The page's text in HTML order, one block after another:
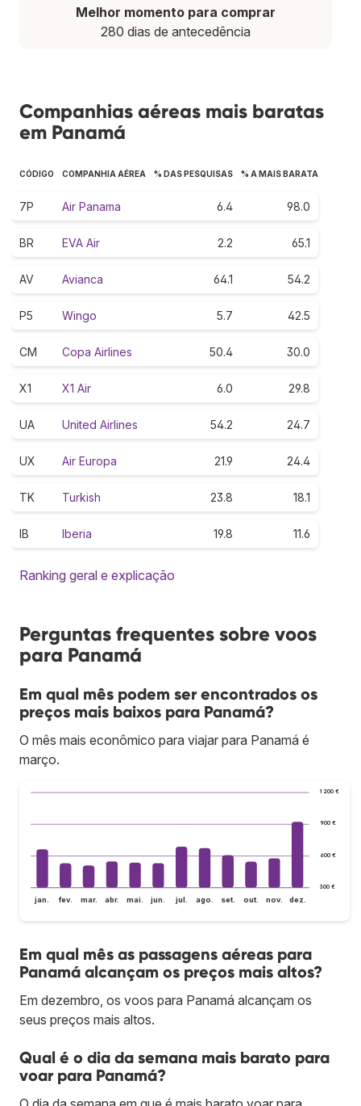
Melhor momento para comprar
280 dias de antecedência
Companhias aéreas mais baratas
em Panamá
CÓDIGO COMPANHIA AÉREA % DAS PESQUISAS % A MAIS BARATA
7P Air Panama 6.4 98.0
BR EVA Air 2.2 65.1
AV Avianca 64.1 54.2
P5 Wingo 5.7 42.5
CM Copa Airlines 50.4 30.0
X1 X1 Air 6.0 29.8
UA United Airlines 54.2 24.7
UX Air Europa 21.9 24.4
TK Turkish 23.8 18.1
IB Iberia 19.8 11.6
Ranking geral e explicação
Perguntas frequentes sobre voos
para Panamá
Em qual mês podem ser encontrados os
preços mais baixos para Panamá?
O mês mais econômico para viajar para Panamá é
março.
300 €
600 €
900 €
1 200 €
jan. fev. mar. abr. mai. jun. jul. ago. set. out. nov. dez.
Em qual mês as passagens aéreas para
Panamá alcançam os preços mais altos?
Em dezembro, os voos para Panamá alcançam os
seus preços mais altos.
Qual é o dia da semana mais barato para
voar para Panamá?